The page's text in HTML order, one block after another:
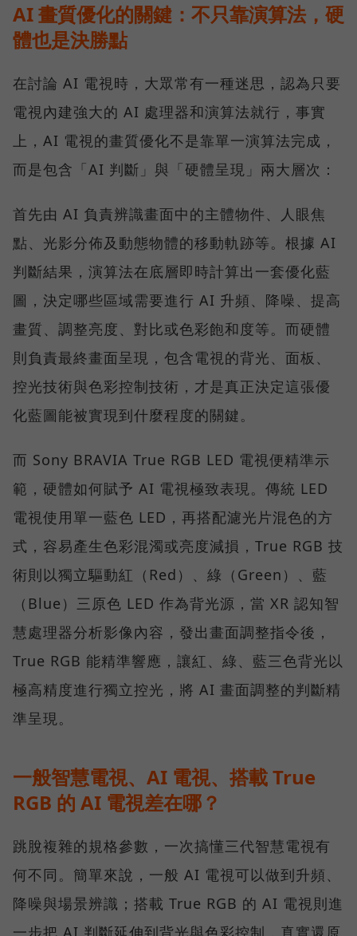
AI 畫質優化的關鍵：不只靠演算法，硬
體也是決勝點
在討論 AI 電視時，大眾常有一種迷思，認為只要
電視內建強大的 AI 處理器和演算法就行，事實
上，AI 電視的畫質優化不是靠單一演算法完成，
而是包含「AI 判斷」與「硬體呈現」兩大層次：
首先由 AI 負責辨識畫面中的主體物件、人眼焦
點、光影分佈及動態物體的移動軌跡等。根據 AI
判斷結果，演算法在底層即時計算出一套優化藍
圖，決定哪些區域需要進行 AI 升頻、降噪、提高
畫質、調整亮度、對比或色彩飽和度等。而硬體
則負責最終畫面呈現，包含電視的背光、面板、
控光技術與色彩控制技術，才是真正決定這張優
化藍圖能被實現到什麼程度的關鍵。
而 Sony BRAVIA True RGB LED 電視便精準示
範，硬體如何賦予 AI 電視極致表現。傳統 LED
電視使用單一藍色 LED，再搭配濾光片混色的方
式，容易產生色彩混濁或亮度減損，True RGB 技
術則以獨立驅動紅（Red）、綠（Green）、藍
（Blue）三原色 LED 作為背光源，當 XR 認知智
慧處理器分析影像內容，發出畫面調整指令後，
True RGB 能精準響應，讓紅、綠、藍三色背光以
極高精度進行獨立控光，將 AI 畫面調整的判斷精
準呈現。
一般智慧電視、AI 電視、搭載 True
RGB 的 AI 電視差在哪？
跳脫複雜的規格參數，一次搞懂三代智慧電視有
何不同。簡單來說，一般 AI 電視可以做到升頻、
降噪與場景辨識；搭載 True RGB 的 AI 電視則進
一步把 AI 判斷延伸到背光與色彩控制，真實還原